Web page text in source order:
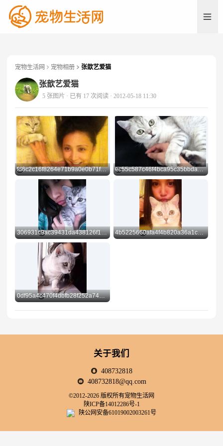
宠物生活网 宠物相册 张歆艺爱猫
U 张歆艺爱猫
5 张图片 · 已有 17 次阅读 · 2012-05-18 11:30
Preview
fd6c2c16f8264e71b9a0e0b71feb9e99
Preview
ec55c587c46f4bca95c35bbdabffe68c
Preview
306931c9ac39431da438126f1342c333 4b5225660afa4f4b820a36a1c0540c90
0df95a4c470f4dbfb28f252a740bbdba
关于我们
408732818
408732818@qq.com
©2012-2026 版权所有宠物生活网
陕ICP备14012286号-1
陕公网安备61019002003261号